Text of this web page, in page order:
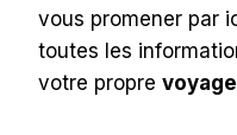
vous promener par
toutes les
votre propre